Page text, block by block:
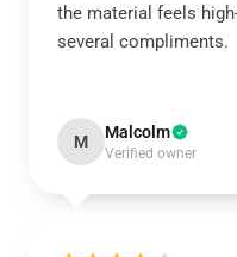
the material feels
several compliments.
M Malcolm
Verified owner